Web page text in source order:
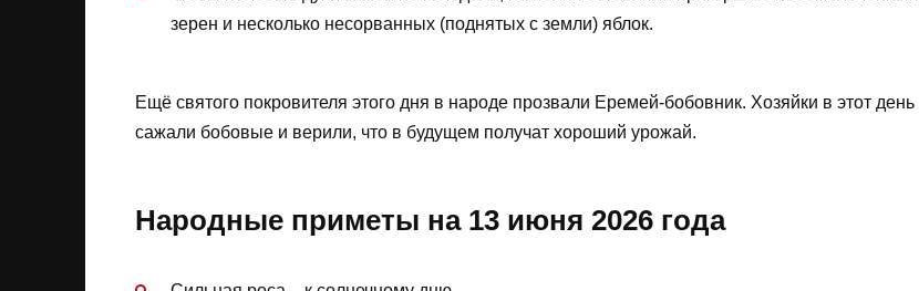
зерен и несколько несорванных (поднятых с земли) яблок.
Ещё святого покровителя этого дня в народе прозвали Еремей-бобовник. Хозяйки в этот день
сажали бобовые и верили, что в будущем получат хороший урожай.
Народные приметы на 13 июня 2026 года